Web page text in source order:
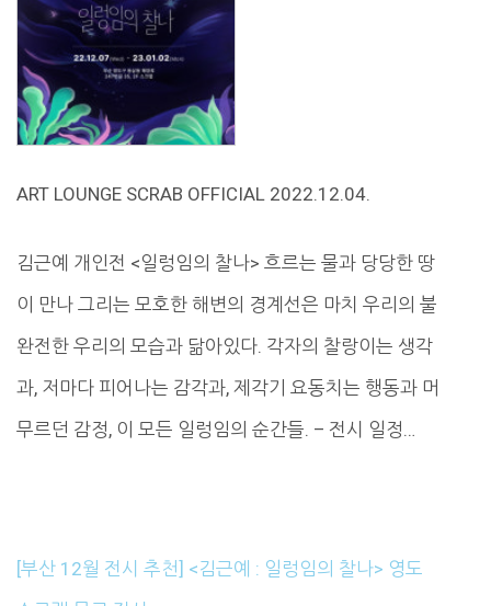
ART LOUNGE SCRAB OFFICIAL 2022.12.04.
김근예 개인전 <일렁임의 찰나> 흐르는 물과 당당한 땅
이 만나 그리는 모호한 해변의 경계선은 마치 우리의 불
완전한 우리의 모습과 닮아있다. 각자의 찰랑이는 생각
과, 저마다 피어나는 감각과, 제각기 요동치는 행동과 머
무르던 감정, 이 모든 일렁임의 순간들. – 전시 일정…
[부산 12월 전시 추천] <김근예 : 일렁임의 찰나> 영도